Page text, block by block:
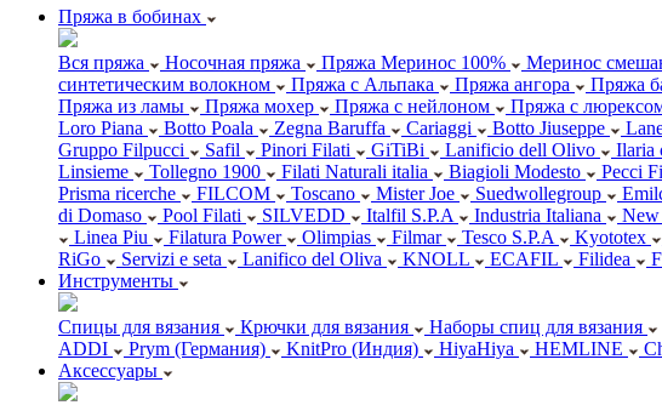
Пряжа в бобинах
Вся пряжа Носочная пряжа Пряжа Меринос 100% Меринос
синтетическим волокном
Пряжа с Альпака Пряжа ангора Пряжа
Пряжа из ламы
Пряжа мохер Пряжа с нейлоном Пряжа с
Loro Piana
Botto Poala Zegna Baruffa Cariaggi Botto Jiuseppe
Gruppo Filpucci
Safil Pinori Filati GiTiBi Lanificio dell Olivo Ilaria
Linsieme
Tollegno 1900 Filati Naturali italia Biagioli Modesto Pecci
Prisma ricerche
FILCOM Toscano Mister Joe Suedwollegroup
di Domaso
Pool Filati SILVEDD Italfil S.P.A Industria Italiana
Linea Piu
Filatura Power Olimpias Filmar Tesco S.P.A Kyototex
RiGo
Servizi e seta Lanifico del Oliva KNOLL ECAFIL Filidea
Инструменты
Спицы для вязания Крючки для вязания
Наборы спиц для вязания
ADDI
Prym (Германия) KnitPro (Индия) HiyaHiya HEMLINE
Аксессуары